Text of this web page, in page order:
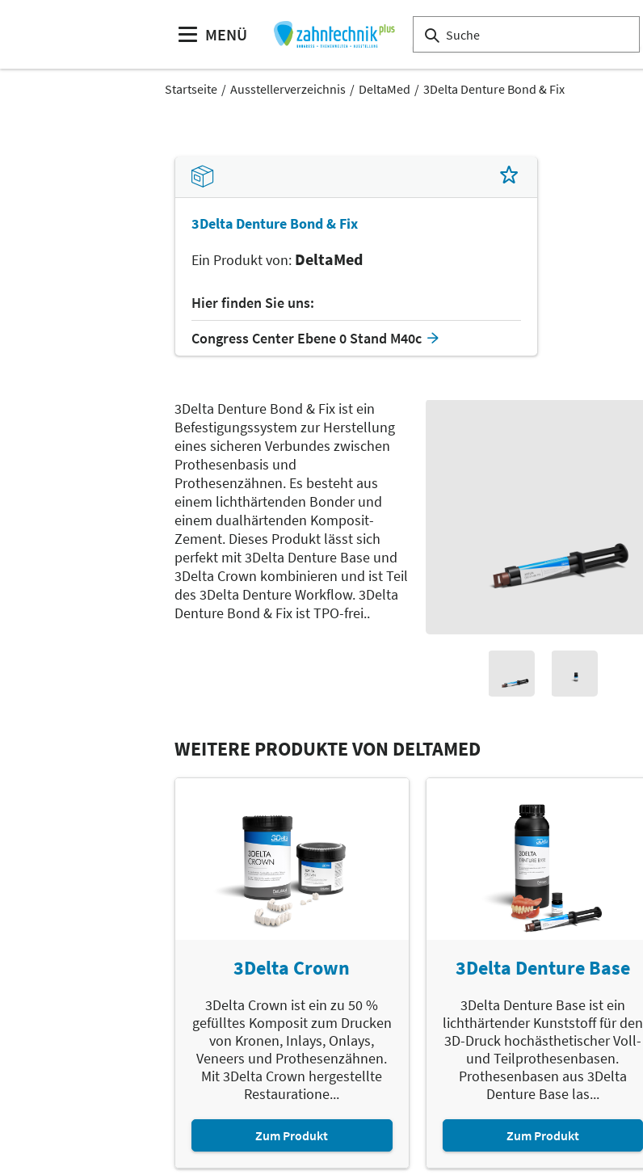
MENÜ
Startseite Ausstellerverzeichnis DeltaMed 3Delta Denture Bond & Fix
3Delta Denture Bond & Fix
Ein Produkt von: DeltaMed
Hier finden Sie uns:
Congress Center Ebene 0 Stand M40c
3Delta Denture Bond & Fix ist ein
Befestigungssystem zur Herstellung
eines sicheren Verbundes zwischen
Prothesenbasis und
Prothesenzähnen. Es besteht aus
einem lichthärtenden Bonder und
einem dualhärtenden Komposit-
Zement. Dieses Produkt lässt sich
perfekt mit 3Delta Denture Base und
3Delta Crown kombinieren und ist Teil
des 3Delta Denture Workflow. 3Delta
Denture Bond & Fix ist TPO-frei..
WEITERE PRODUKTE VON DELTAMED
3Delta Crown
3Delta Crown ist ein zu 50 %
gefülltes Komposit zum Drucken
von Kronen, Inlays, Onlays,
Veneers und Prothesenzähnen.
Mit 3Delta Crown hergestellte
Restauratione...
Zum Produkt
3Delta Denture Base
3Delta Denture Base ist ein
lichthärtender Kunststoff für den
3D-Druck hochästhetischer Voll-
und Teilprothesenbasen.
Prothesenbasen aus 3Delta
Denture Base las...
Zum Produkt